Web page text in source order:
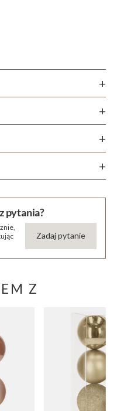
pytania?
Zadaj pytanie
Z